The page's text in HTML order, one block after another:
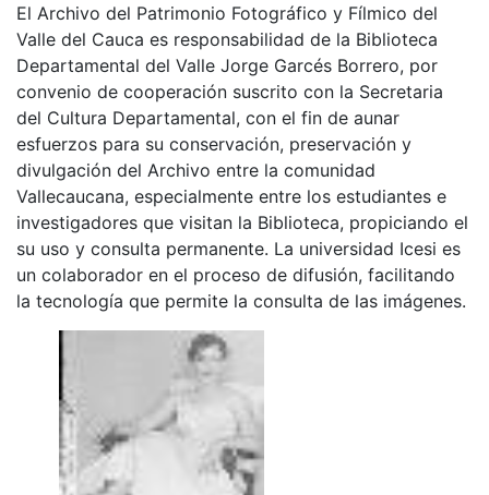
El Archivo del Patrimonio Fotográfico y Fílmico del
Valle del Cauca es responsabilidad de la Biblioteca
Departamental del Valle Jorge Garcés Borrero, por
convenio de cooperación suscrito con la Secretaria
del Cultura Departamental, con el fin de aunar
esfuerzos para su conservación, preservación y
divulgación del Archivo entre la comunidad
Vallecaucana, especialmente entre los estudiantes e
investigadores que visitan la Biblioteca, propiciando el
su uso y consulta permanente. La universidad Icesi es
un colaborador en el proceso de difusión, facilitando
la tecnología que permite la consulta de las imágenes.